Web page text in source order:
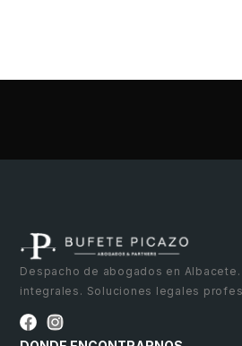
Despacho de abogados en
integrales. Soluciones legales